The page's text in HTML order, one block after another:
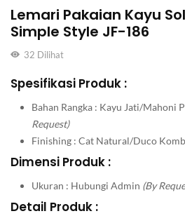
Lemari Pakaian Kayu
Simple Style JF-186
32 Dilihat
Spesifikasi Produk :
Bahan Rangka : Kayu Jati/Mahoni
Request)
Finishing : Cat Natural/Duco
Dimensi Produk :
Ukuran : Hubungi Admin (By
Detail Produk :